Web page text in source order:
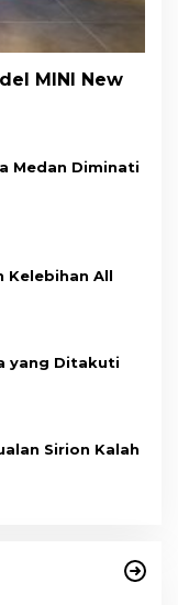
MINI New
Medan Diminati
Kelebihan All
yang Ditakuti
Sirion Kalah